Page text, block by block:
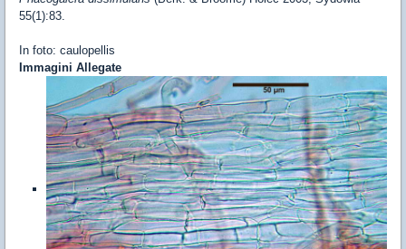
55(1):83.
In foto: caulopellis
Immagini Allegate